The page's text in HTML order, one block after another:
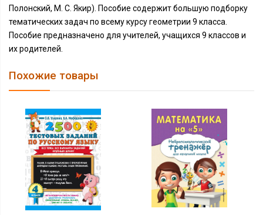
Полонский, М. С. Якир). Пособие содержит большую подборку
тематических задач по всему курсу геометрии 9 класса.
Пособие предназначено для учителей, учащихся 9 классов и
их родителей.
Похожие товары